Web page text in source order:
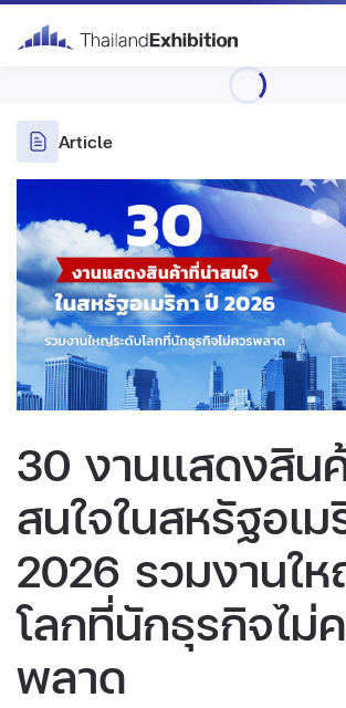
Article
30 งานแสดงสิน
สนใจในสหรัฐอเ
2026 รวมงานใ
โลกที่นักธุรกิจไม่
พลาด